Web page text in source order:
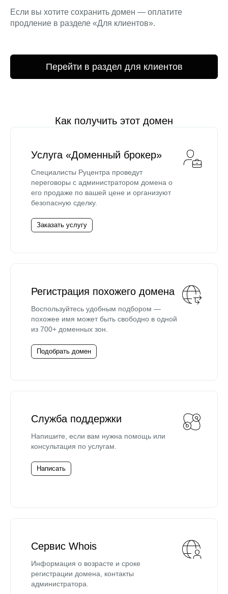
Если вы хотите сохранить домен — оплатите
продление в разделе «Для клиентов».
Перейти в раздел для клиентов
Как получить этот домен
Услуга «Доменный брокер»
Специалисты Руцентра проведут
переговоры с администратором домена о
его продаже по вашей цене и организуют
безопасную сделку.
Заказать услугу
Регистрация похожего домена
Воспользуйтесь удобным подбором —
похожее имя может быть свободно в одной
из 700+ доменных зон.
Подобрать домен
Служба поддержки
Напишите, если вам нужна помощь или
консультация по услугам.
Написать
Сервис Whois
Информация о возрасте и сроке
регистрации домена, контакты
администратора.